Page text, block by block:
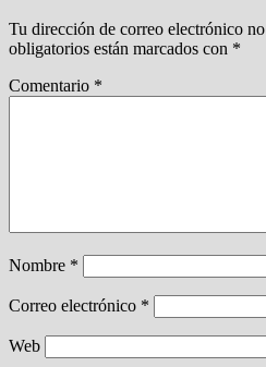
Tu dirección de correo electrónico
obligatorios están marcados con *
Comentario *
Nombre *
Correo electrónico *
Web